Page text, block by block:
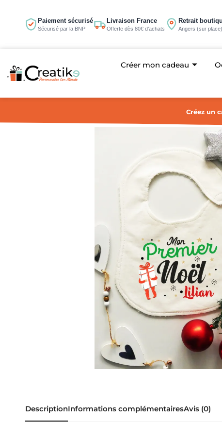
contenu
Paiement sécurisé
Sécurisé par la BNP
Livraison France
Offerte dès 80€ d’achats
Retrait
Angers (sur place)
Créer mon cadeau
Créez un
DescriptionInformations complémentairesAvis (0)